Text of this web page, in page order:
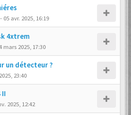
- 05 avr. 2025, 16:19
4xtrem
mars 2025, 17:30
un détecteur ?
23:40
II
2025, 12:42